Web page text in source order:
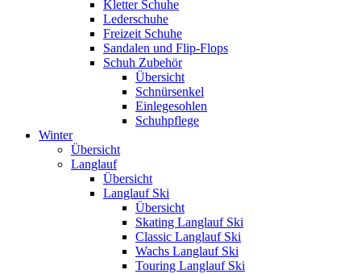
Kletter Schuhe
Lederschuhe
Freizeit Schuhe
Sandalen und Flip-Flops
Schuh Zubehör
Übersicht
Schnürsenkel
Einlegesohlen
Schuhpflege
Winter
Übersicht
Langlauf
Übersicht
Langlauf Ski
Übersicht
Skating Langlauf Ski
Classic Langlauf Ski
Wachs Langlauf Ski
Touring Langlauf Ski